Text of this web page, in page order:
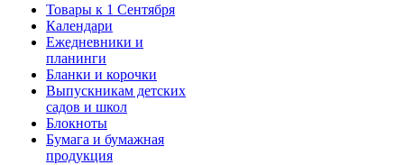
Товары к 1 Сентября
Календари
Ежедневники и
планинги
Бланки и корочки
Выпускникам детских
садов и школ
Блокноты
Бумага и бумажная
продукция